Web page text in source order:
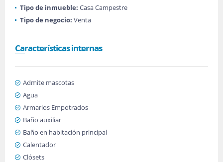
Tipo de inmueble: Casa Campestre
Tipo de negocio: Venta
Características internas
Admite mascotas
Agua
Armarios Empotrados
Baño auxiliar
Baño en habitación principal
Calentador
Clósets